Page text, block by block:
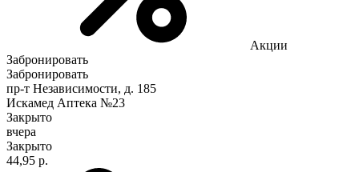
Акции
Забронировать
Забронировать
пр-т Независимости, д. 185
Искамед Аптека №23
Закрыто
вчера
Закрыто
44,95 р.